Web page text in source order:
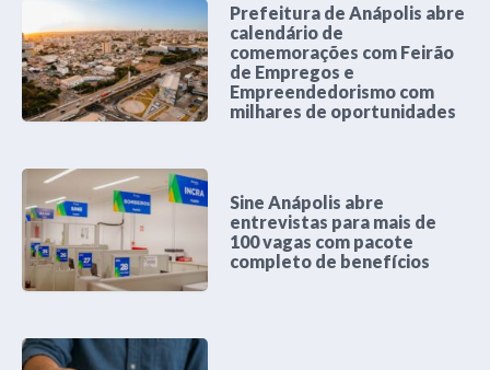
Prefeitura de Anápolis abre
calendário de
comemorações com Feirão
de Empregos e
Empreendedorismo com
milhares de oportunidades
Sine Anápolis abre
entrevistas para mais de
100 vagas com pacote
completo de benefícios